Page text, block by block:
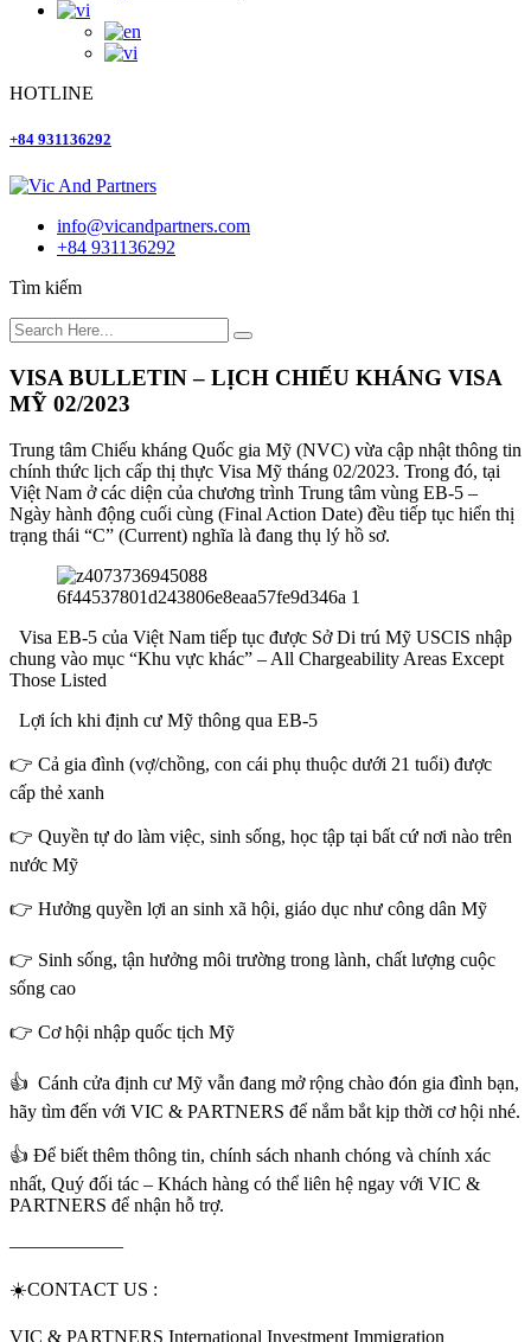
HOTLINE
+84 931136292
info@vicandpartners.com
+84 931136292
Tìm kiếm
VISA BULLETIN – LỊCH CHIẾU KHÁNG VISA
MỸ 02/2023
Trung tâm Chiếu kháng Quốc gia Mỹ (NVC) vừa cập nhật thông tin
chính thức lịch cấp thị thực Visa Mỹ tháng 02/2023. Trong đó, tại
Việt Nam ở các diện của chương trình Trung tâm vùng EB-5 –
Ngày hành động cuối cùng (Final Action Date) đều tiếp tục hiển thị
trạng thái “C” (Current) nghĩa là đang thụ lý hồ sơ.
Visa EB-5 của Việt Nam tiếp tục được Sở Di trú Mỹ USCIS nhập
chung vào mục “Khu vực khác” – All Chargeability Areas Except
Those Listed
Lợi ích khi định cư Mỹ thông qua EB-5
👉 Cả gia đình (vợ/chồng, con cái phụ thuộc dưới 21 tuổi) được
cấp thẻ xanh
👉 Quyền tự do làm việc, sinh sống, học tập tại bất cứ nơi nào trên
nước Mỹ
👉 Hưởng quyền lợi an sinh xã hội, giáo dục như công dân Mỹ
👉 Sinh sống, tận hưởng môi trường trong lành, chất lượng cuộc
sống cao
👉 Cơ hội nhập quốc tịch Mỹ
👍 Cánh cửa định cư Mỹ vẫn đang mở rộng chào đón gia đình bạn,
hãy tìm đến với VIC & PARTNERS để nắm bắt kịp thời cơ hội nhé.
👍 Để biết thêm thông tin, chính sách nhanh chóng và chính xác
nhất, Quý đối tác – Khách hàng có thể liên hệ ngay với VIC &
PARTNERS để nhận hỗ trợ.
——————
☀️CONTACT US :
VIC & PARTNERS International Investment Immigration